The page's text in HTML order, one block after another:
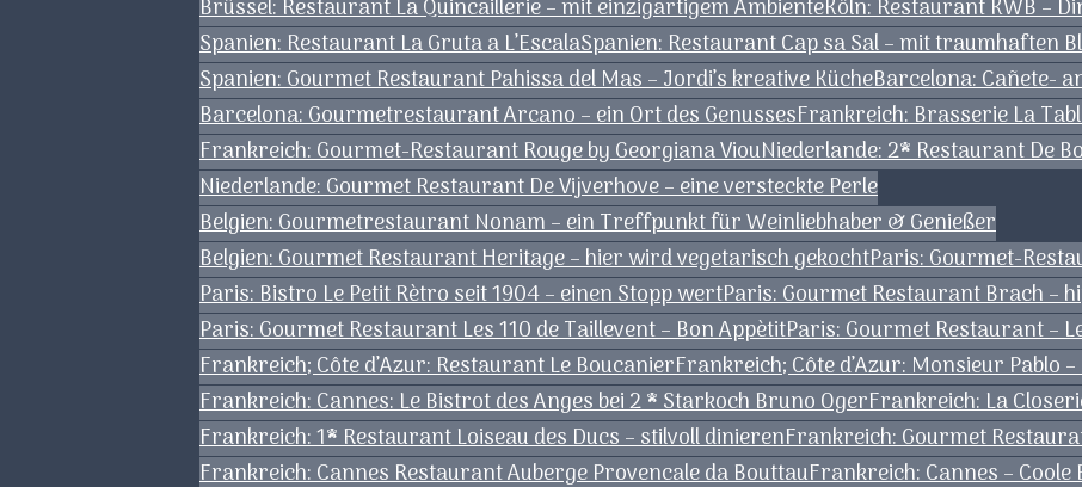
Brüssel: Restaurant La Quincaillerie – mit einzigartigem AmbienteKöln: Restaurant KWB –
Spanien: Restaurant La Gruta a L’EscalaSpanien: Restaurant Cap sa Sal – mit traumhaften
Spanien: Gourmet Restaurant Pahissa del Mas – Jordi’s kreative KücheBarcelona: Cañete-
Barcelona: Gourmetrestaurant Arcano – ein Ort des GenussesFrankreich: Brasserie La
Frankreich: Gourmet-Restaurant Rouge by Georgiana ViouNiederlande: 2* Restaurant De
Niederlande: Gourmet Restaurant De Vijverhove – eine versteckte Perle
Belgien: Gourmetrestaurant Nonam – ein Treffpunkt für Weinliebhaber & Genießer
Belgien: Gourmet Restaurant Heritage – hier wird vegetarisch gekochtParis: Gourmet-
Paris: Bistro Le Petit Rètro seit 1904 – einen Stopp wertParis: Gourmet Restaurant Brach –
Paris: Gourmet Restaurant Les 110 de Taillevent – Bon AppètitParis: Gourmet Restaurant –
Frankreich; Côte d’Azur: Restaurant Le BoucanierFrankreich; Côte d’Azur: Monsieur Pablo
Frankreich: Cannes: Le Bistrot des Anges bei 2 * Starkoch Bruno OgerFrankreich: La
Frankreich: 1* Restaurant Loiseau des Ducs – stilvoll dinierenFrankreich: Gourmet
Frankreich: Cannes Restaurant Auberge Provencale da BouttauFrankreich: Cannes –